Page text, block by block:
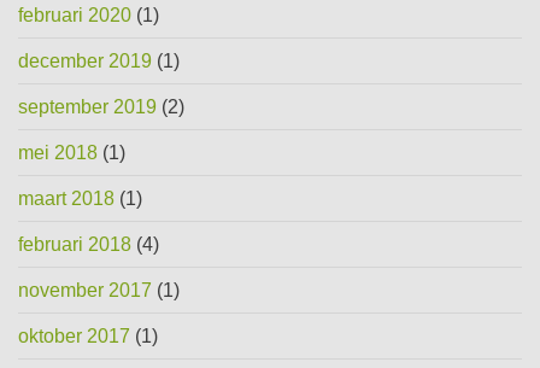
februari 2020 (1)
december 2019 (1)
september 2019 (2)
mei 2018 (1)
maart 2018 (1)
februari 2018 (4)
november 2017 (1)
oktober 2017 (1)